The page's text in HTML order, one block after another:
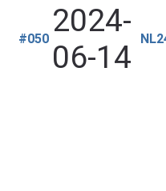
#050 2024-
06-14